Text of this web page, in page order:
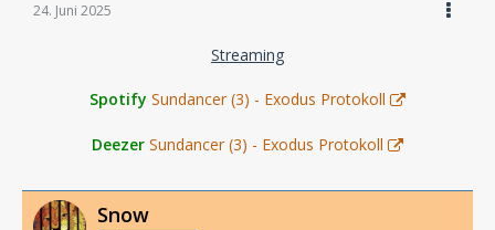
24. Juni 2025
Streaming
Spotify Sundancer (3) - Exodus Protokoll
Deezer Sundancer (3) - Exodus Protokoll
Snow